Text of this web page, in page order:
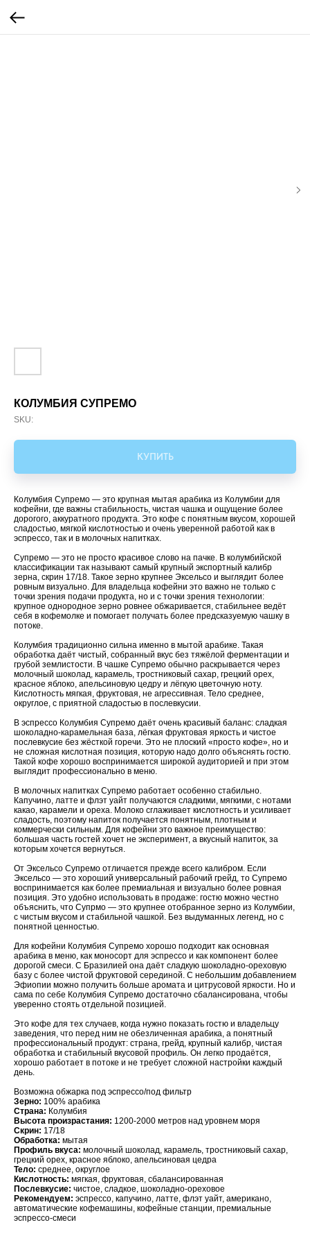
КОЛУМБИЯ СУПРЕМО
SKU:
КУПИТЬ
Колумбия Супремо — это крупная мытая арабика из Колумбии для
кофейни, где важны стабильность, чистая чашка и ощущение более
дорогого, аккуратного продукта. Это кофе с понятным вкусом, хорошей
сладостью, мягкой кислотностью и очень уверенной работой как в
эспрессо, так и в молочных напитках.
Супремо — это не просто красивое слово на пачке. В колумбийской
классификации так называют самый крупный экспортный калибр
зерна, скрин 17/18. Такое зерно крупнее Эксельсо и выглядит более
ровным визуально. Для владельца кофейни это важно не только с
точки зрения подачи продукта, но и с точки зрения технологии:
крупное однородное зерно ровнее обжаривается, стабильнее ведёт
себя в кофемолке и помогает получать более предсказуемую чашку в
потоке.
Колумбия традиционно сильна именно в мытой арабике. Такая
обработка даёт чистый, собранный вкус без тяжёлой ферментации и
грубой землистости. В чашке Супремо обычно раскрывается через
молочный шоколад, карамель, тростниковый сахар, грецкий орех,
красное яблоко, апельсиновую цедру и лёгкую цветочную ноту.
Кислотность мягкая, фруктовая, не агрессивная. Тело среднее,
округлое, с приятной сладостью в послевкусии.
В эспрессо Колумбия Супремо даёт очень красивый баланс: сладкая
шоколадно-карамельная база, лёгкая фруктовая яркость и чистое
послевкусие без жёсткой горечи. Это не плоский «просто кофе», но и
не сложная кислотная позиция, которую надо долго объяснять гостю.
Такой кофе хорошо воспринимается широкой аудиторией и при этом
выглядит профессионально в меню.
В молочных напитках Супремо работает особенно стабильно.
Капучино, латте и флэт уайт получаются сладкими, мягкими, с нотами
какао, карамели и ореха. Молоко сглаживает кислотность и усиливает
сладость, поэтому напиток получается понятным, плотным и
коммерчески сильным. Для кофейни это важное преимущество:
большая часть гостей хочет не эксперимент, а вкусный напиток, за
которым хочется вернуться.
От Эксельсо Супремо отличается прежде всего калибром. Если
Эксельсо — это хороший универсальный рабочий грейд, то Супремо
воспринимается как более премиальная и визуально более ровная
позиция. Это удобно использовать в продаже: гостю можно честно
объяснить, что Супрмо — это крупнее отобранное зерно из Колумбии,
с чистым вкусом и стабильной чашкой. Без выдуманных легенд, но с
понятной ценностью.
Для кофейни Колумбия Супремо хорошо подходит как основная
арабика в меню, как моносорт для эспрессо и как компонент более
дорогой смеси. С Бразилией она даёт сладкую шоколадно-ореховую
базу с более чистой фруктовой серединой. С небольшим добавлением
Эфиопии можно получить больше аромата и цитрусовой яркости. Но и
сама по себе Колумбия Супремо достаточно сбалансирована, чтобы
уверенно стоять отдельной позицией.
Это кофе для тех случаев, когда нужно показать гостю и владельцу
заведения, что перед ним не обезличенная арабика, а понятный
профессиональный продукт: страна, грейд, крупный калибр, чистая
обработка и стабильный вкусовой профиль. Он легко продаётся,
хорошо работает в потоке и не требует сложной настройки каждый
день.
Возможна обжарка под эспрессо/под фильтр
Зерно: 100% арабика
Страна: Колумбия
Высота произрастания: 1200-2000 метров над уровнем моря
Скрин: 17/18
Обработка: мытая
Профиль вкуса: молочный шоколад, карамель, тростниковый сахар,
грецкий орех, красное яблоко, апельсиновая цедра
Тело: среднее, округлое
Кислотность: мягкая, фруктовая, сбалансированная
Послевкусие: чистое, сладкое, шоколадно-ореховое
Рекомендуем: эспрессо, капучино, латте, флэт уайт, американо,
автоматические кофемашины, кофейные станции, премиальные
эспрессо-смеси